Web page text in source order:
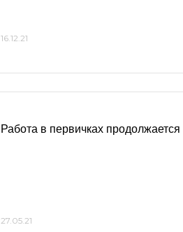
16.12.21
Работа в первичках продолжается
27.05.21